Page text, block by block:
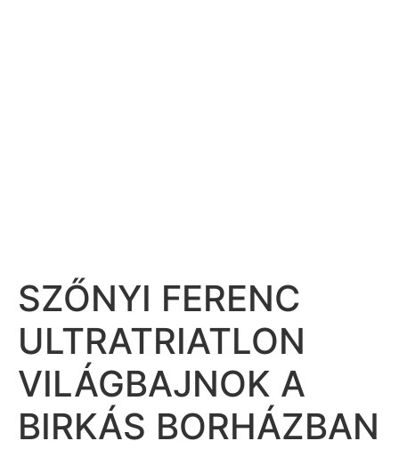
SZŐNYI FERENC
ULTRATRIATLON
VILÁGBAJNOK A
BIRKÁS BORHÁZBAN